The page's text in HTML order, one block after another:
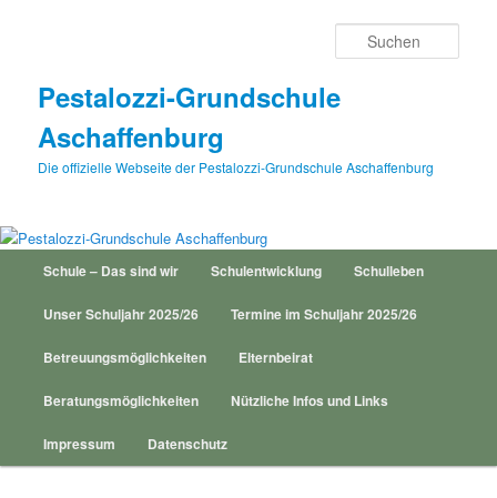
Pestalozzi-Grundschule
Aschaffenburg
Die offizielle Webseite der Pestalozzi-Grundschule Aschaffenburg
HauptmenüSchule – Das sind wir Schulentwicklung Schulleben
Unser Schuljahr 2025/26 Termine im Schuljahr 2025/26
Betreuungsmöglichkeiten Elternbeirat
Beratungsmöglichkeiten Nützliche Infos und Links
Impressum Datenschutz